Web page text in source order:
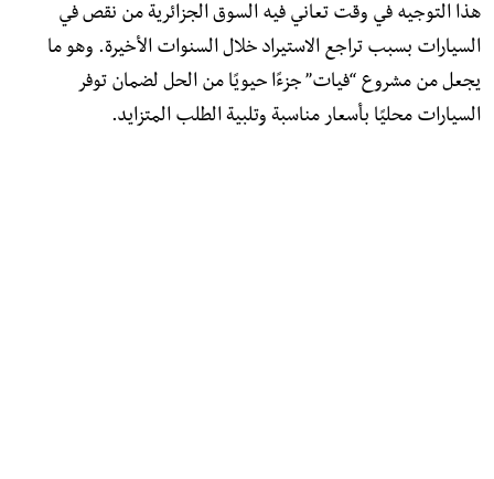
هذا التوجيه في وقت تعاني فيه السوق الجزائرية من نقص في
السيارات بسبب تراجع الاستيراد خلال السنوات الأخيرة. وهو ما
يجعل من مشروع “فيات” جزءًا حيويًا من الحل لضمان توفر
السيارات محليًا بأسعار مناسبة وتلبية الطلب المتزايد.